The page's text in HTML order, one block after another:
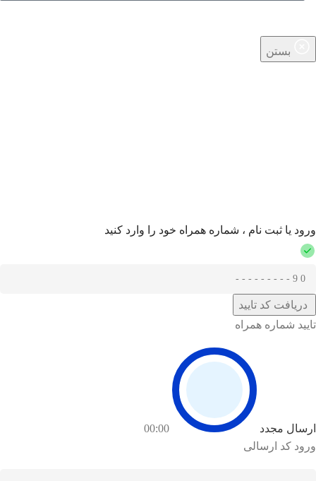
ورود یا ثبت نام ، شماره همراه خود را وارد کنید
تایید شماره همراه
ارسال مجدد
00:00
ورود کد ارسالی